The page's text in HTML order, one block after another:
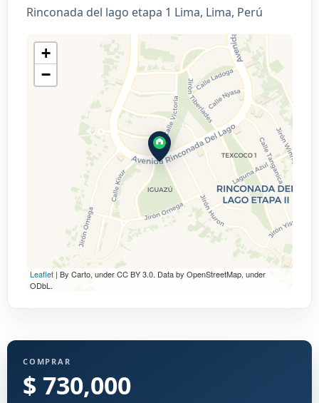
Rinconada del lago etapa 1 Lima, Lima, Perú
+
−
Leaflet | By Carto, under CC BY 3.0. Data by OpenStreetMap, under
ODbL.
COMPRAR
$ 730,000